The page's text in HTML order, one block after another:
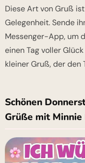
Diese Art von Gruß
Gelegenheit. Sende
Messenger-App, um
einen Tag voller
kleiner Gruß, der den
Schönen
Grüße mit Minnie